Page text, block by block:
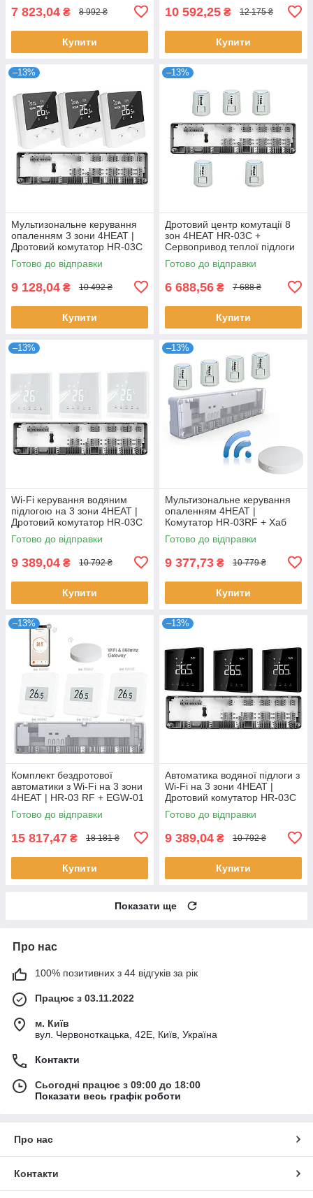
7 823,04 ₴ 8 992 ₴
Купити
10 592,25 ₴ 12 175 ₴
Купити
–13%
Мультизональне керування
опаленням 3 зони 4HEAT |
Дротовий комутатор HR-03C
+ Терморегулятор HT-25 (3
шт)
Готово до відправки
9 128,04 ₴ 10 492 ₴
Купити
–13%
Дротовий центр комутації 8
зон 4HEAT HR-03C +
Сервопривод теплої підлоги
4HT.ATR (5 шт.)
Готово до відправки
6 688,56 ₴ 7 688 ₴
Купити
–13%
Wi-Fi керування водяним
підлогою на 3 зони 4HEAT |
Дротовий комутатор HR-03C
+ Регулятор АЕ-667.WF (3
шт.)
Готово до відправки
9 389,04 ₴ 10 792 ₴
Купити
–13%
Мультизональне керування
опаленням 4HEAT |
Комутатор HR-03RF + Хаб
EGW01 + Сервопривод ATR
(4 шт.)
Готово до відправки
9 377,73 ₴ 10 779 ₴
Купити
–13%
Комплект бездротової
автоматики з Wi-Fi на 3 зони
4HEAT | HR-03 RF + EGW-01
+ WT-75W Sender (3 шт.)
Готово до відправки
15 817,47 ₴ 18 181 ₴
Купити
–13%
Автоматика водяної підлоги з
Wi-Fi на 3 зони 4HEAT |
Дротовий комутатор HR-03C
+ Регулятор АЕ-669B WF (3
шт.)
Готово до відправки
9 389,04 ₴ 10 792 ₴
Купити
Показати ще
Про нас
100% позитивних з 44 відгуків за рік
Працює з 03.11.2022
м. Київ
вул. Червоноткацька, 42Е, Київ, Україна
Контакти
Сьогодні працює з 09:00 до 18:00
Показати весь графік роботи
Про нас
Контакти